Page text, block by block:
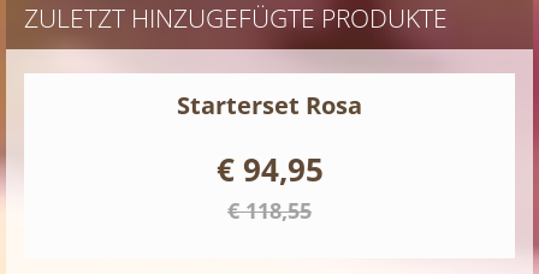
ZULETZT HINZUGEFÜGTE PRODUKTE
Starterset Rosa
€ 94,95
€ 118,55